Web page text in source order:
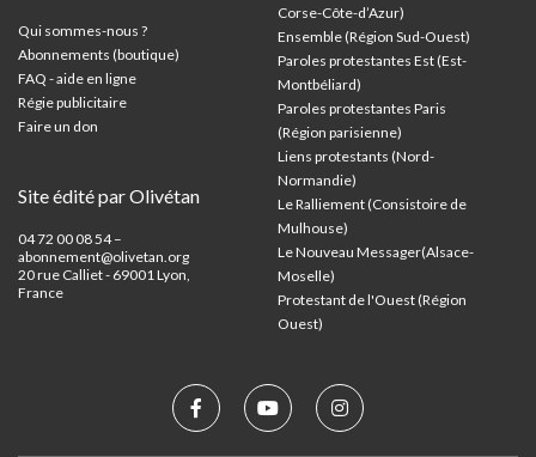
Qui sommes-nous ?
Abonnements (boutique)
FAQ - aide en ligne
Régie publicitaire
Faire un don
Site édité par Olivétan
04 72 00 08 54 –
abonnement@olivetan.org
20 rue Calliet - 69001 Lyon,
France
Corse-Côte-d’Azur)
Ensemble (Région Sud-Ouest)
Paroles protestantes Est (Est-
Montbéliard)
Paroles protestantes Paris
(Région parisienne)
Liens protestants (Nord-
Normandie)
Le Ralliement (Consistoire de
Mulhouse)
Le Nouveau Messager(Alsace-
Moselle)
Protestant de l'Ouest (Région
Ouest)